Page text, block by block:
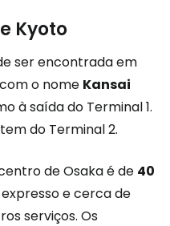
Kyoto
ser encontrada em
o nome Kansai
à saída do Terminal 1.
do Terminal 2.
de Osaka é de 40
e cerca de
serviços. Os